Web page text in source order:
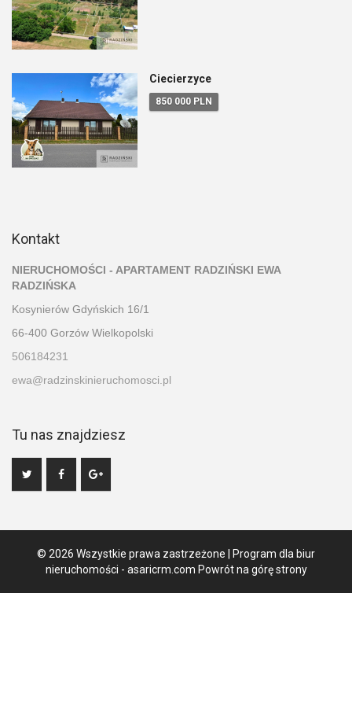
Ciecierzyce
850 000 PLN
Kontakt
NIERUCHOMOŚCI - APARTAMENT RADZIŃSKI EWA
RADZIŃSKA
Kosynierów Gdyńskich 16/1
66-400 Gorzów Wielkopolski
506184231
ewa@radzinskinieruchomosci.pl
Tu nas znajdziesz
© 2026 Wszystkie prawa zastrzeżone | Program dla biur
nieruchomości - asaricrm.com Powrót na górę strony